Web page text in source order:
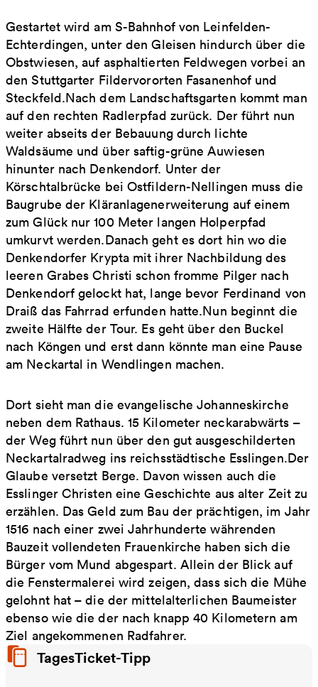
Gestartet wird am S-Bahnhof von Leinfelden-
Echterdingen, unter den Gleisen hindurch über die
Obstwiesen, auf asphaltierten Feldwegen vorbei an
den Stuttgarter Fildervororten Fasanenhof und
Steckfeld.Nach dem Landschaftsgarten kommt man
auf den rechten Radlerpfad zurück. Der führt nun
weiter abseits der Bebauung durch lichte
Waldsäume und über saftig-grüne Auwiesen
hinunter nach Denkendorf. Unter der
Körschtalbrücke bei Ostfildern-Nellingen muss die
Baugrube der Kläranlagenerweiterung auf einem
zum Glück nur 100 Meter langen Holperpfad
umkurvt werden.Danach geht es dort hin wo die
Denkendorfer Krypta mit ihrer Nachbildung des
leeren Grabes Christi schon fromme Pilger nach
Denkendorf gelockt hat, lange bevor Ferdinand von
Draiß das Fahrrad erfunden hatte.Nun beginnt die
zweite Hälfte der Tour. Es geht über den Buckel
nach Köngen und erst dann könnte man eine Pause
am Neckartal in Wendlingen machen.
Dort sieht man die evangelische Johanneskirche
neben dem Rathaus. 15 Kilometer neckarabwärts –
der Weg führt nun über den gut ausgeschilderten
Neckartalradweg ins reichsstädtische Esslingen.Der
Glaube versetzt Berge. Davon wissen auch die
Esslinger Christen eine Geschichte aus alter Zeit zu
erzählen. Das Geld zum Bau der prächtigen, im Jahr
1516 nach einer zwei Jahrhunderte währenden
Bauzeit vollendeten Frauenkirche haben sich die
Bürger vom Mund abgespart. Allein der Blick auf
die Fenstermalerei wird zeigen, dass sich die Mühe
gelohnt hat – die der mittelalterlichen Baumeister
ebenso wie die der nach knapp 40 Kilometern am
Ziel angekommenen Radfahrer.
TagesTicket-Tipp